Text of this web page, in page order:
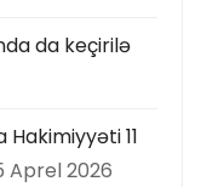
da keçirilə
11
Aprel 2026